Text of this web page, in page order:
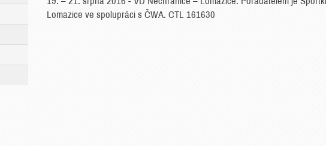
Lomazice ve spolupráci s ČWA. CTL 161630